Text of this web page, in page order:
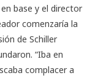
base y el director
comenzaría la
de Schiller
“Iba en
complacer a